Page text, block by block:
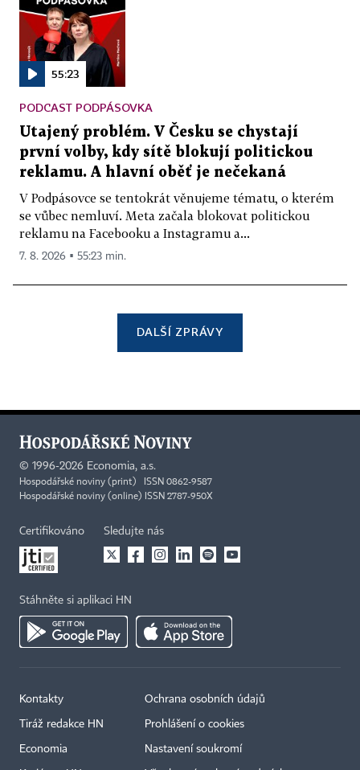
55:23
PODCAST PODPÁSOVKA
Utajený problém. V Česku se chystají
první volby, kdy sítě blokují politickou
reklamu. A hlavní oběť je nečekaná
V Podpásovce se tentokrát věnujeme tématu, o kterém
se vůbec nemluví. Meta začala blokovat politickou
reklamu na Facebooku a Instagramu a...
7. 8. 2026 ▪ 55:23 min.
DALŠÍ ZPRÁVY
© 1996-2026 Economia, a.s.
Hospodářské noviny (print) ISSN 0862-9587
Hospodářské noviny (online) ISSN 2787-950X
Certifikováno Sledujte nás
Stáhněte si aplikaci HN
Kontakty
Tiráž redakce HN
Economia
Ochrana osobních údajů
Prohlášení o cookies
Nastavení soukromí